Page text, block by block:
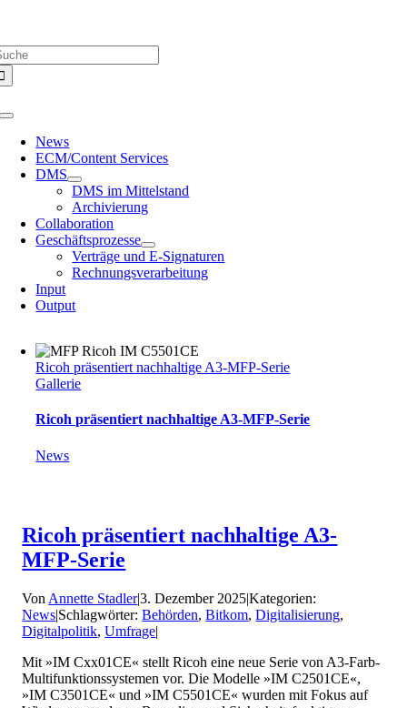
springen
Toggle
Navigation
News
ECM/Content Services
DMS
DMS im Mittelstand
Archivierung
Collaboration
Geschäftsprozesse
Verträge und E-Signaturen
Rechnungsverarbeitung
Input
Output
Ricoh präsentiert nachhaltige A3-MFP-Serie
Gallerie
Ricoh präsentiert nachhaltige A3-MFP-Serie
News
Ricoh präsentiert nachhaltige A3-
MFP-Serie
Von Annette Stadler|3. Dezember 2025|Kategorien:
News|Schlagwörter:Behörden,Bitkom,Digitalisierung,
Digitalpolitik,Umfrage|
Mit »IM Cxx01CE« stellt Ricoh eine neue Serie von A3-Farb-
Multifunktionssystemen vor. Die Modelle »IM C2501CE«,
»IM C3501CE« und »IM C5501CE« wurden mit Fokus auf